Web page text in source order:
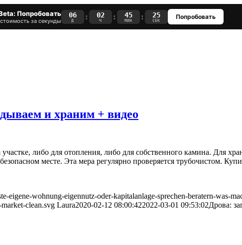
Попробовать
за секунды
06
Д : 02
Ч : 45
МИН : 25
СЕК Попробовать
и храним + видео
либо для отопления, либо для собственного камина. Для
месте. Эта мера регулярно проверяется трубочистом.
wohnung-eigennutz-oder-kapitalanlage-sprechen-beratern-was-
clean.svg Laura2020-02-12 08:00:422022-03-01 09:53:02Дрова: